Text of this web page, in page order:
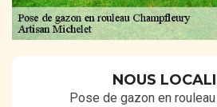
NOUS
Pose de gazon en